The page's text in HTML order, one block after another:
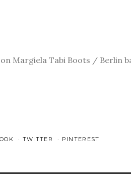
Margiela Tabi Boots / Berlin
TWITTER PINTEREST